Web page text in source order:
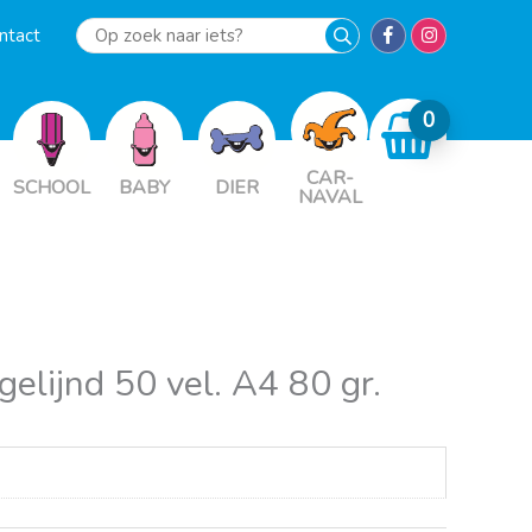
Op
iets?
SCHOOL BABY DIER CAR-
NAVAL
50 vel. A4 80 gr.